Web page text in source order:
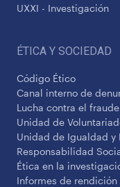
UXXI - Investigación
ÉTICA Y SOCIEDAD
Código Ético
Canal interno de
Lucha contra el fraude
Unidad de
Unidad de Igualdad y
Responsabilidad
Ética en la
Informes de rendición